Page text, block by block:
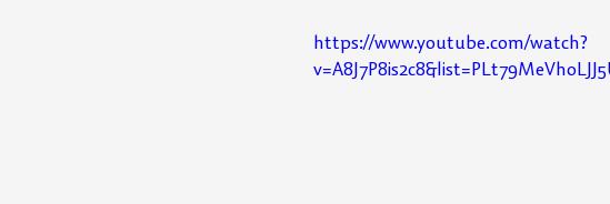
https://www.youtube.com/watch?